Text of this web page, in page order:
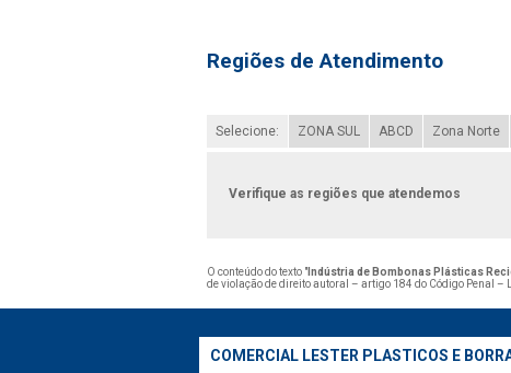
Regiões de Atendimento
Selecione: ZONA SUL ABCD Zona Norte
Verifique as regiões que atendemos
O conteúdo do texto " Indústria de Bombonas Plásticas
de violação de direito autoral – artigo 184 do Código Penal –
COMERCIAL LESTER PLASTICOS E